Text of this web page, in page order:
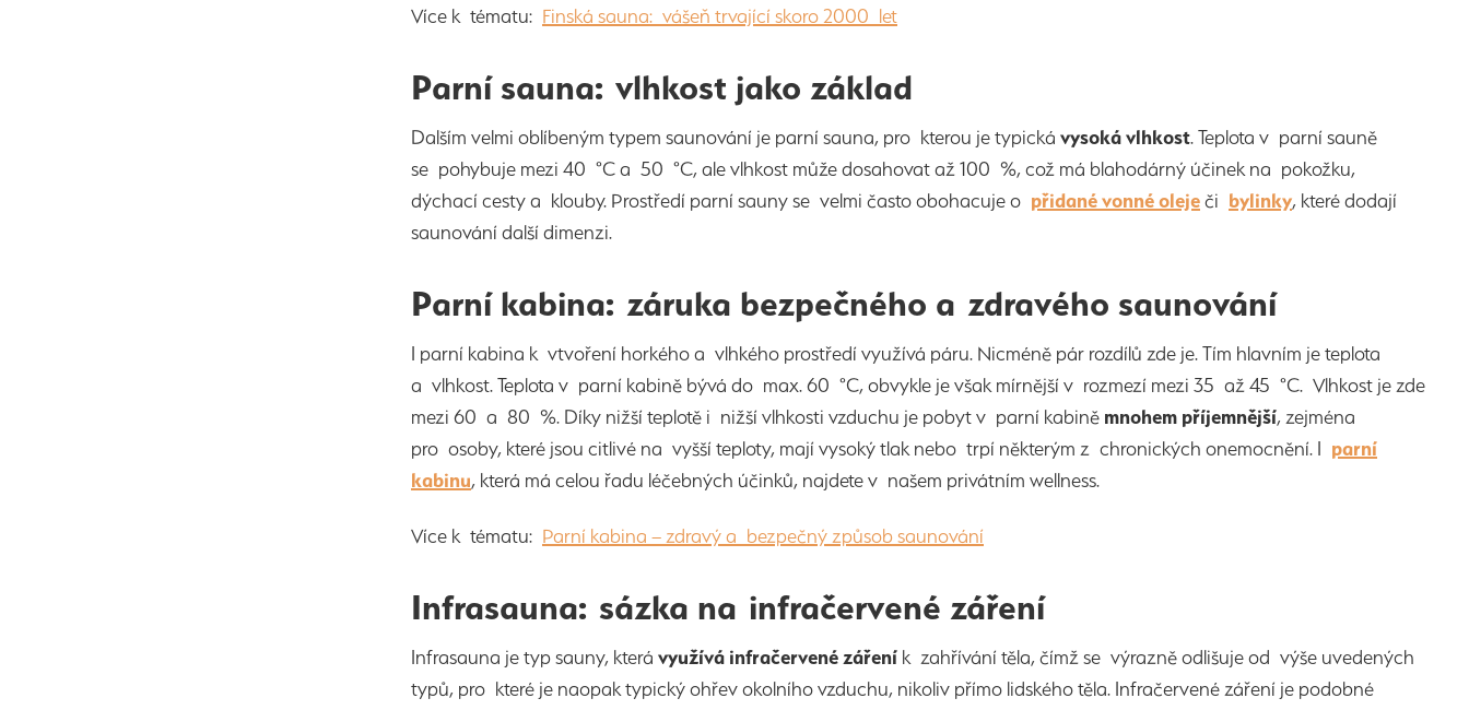
Více k tématu: Finská sauna: vášeň trvající skoro 2000 let
Parní sauna: vlhkost jako základ
Dalším velmi oblíbeným typem saunování je parní sauna, pro kterou je typická vysoká vlhkost. Teplota v parní sauně
se pohybuje mezi 40 °C a 50 °C, ale vlhkost může dosahovat až 100 %, což má blahodárný účinek na pokožku,
dýchací cesty a klouby. Prostředí parní sauny se velmi často obohacuje o přidané vonné oleječi bylinky, které dodají
saunování další dimenzi.
Parní kabina: záruka bezpečného a zdravého saunování
I parní kabina k vtvoření horkého a vlhkého prostředí využívá páru. Nicméně pár rozdílů zde je. Tím hlavním je teplota
a vlhkost. Teplota v parní kabině bývá do max. 60 °C, obvykle je však mírnější v rozmezí mezi 35 až 45 °C. Vlhkost je zde
mezi 60 a 80 %. Díky nižší teplotě i nižší vlhkosti vzduchu je pobyt v parní kabině mnohem příjemnější, zejména
pro osoby, které jsou citlivé na vyšší teploty, mají vysoký tlak nebo trpí některým z chronických onemocnění. I parní
kabinu, která má celou řadu léčebných účinků, najdete v našem privátním wellness.
Více k tématu: Parní kabina – zdravý a bezpečný způsob saunování
Infrasauna: sázka na infračervené záření
Infrasauna je typ sauny, která využívá infračervené záření k zahřívání těla, čímž se výrazně odlišuje od výše uvedených
typů, pro které je naopak typický ohřev okolního vzduchu, nikoliv přímo lidského těla. Infračervené záření je podobné